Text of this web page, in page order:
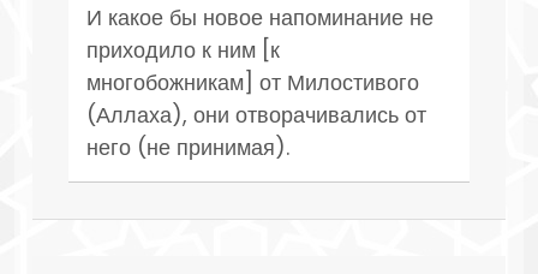
И какое бы новое напоминание не
приходило к ним [к
многобожникам] от Милостивого
(Аллаха), они отворачивались от
него (не принимая).